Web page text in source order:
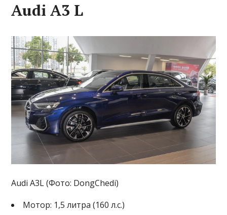
Audi A3 L
Audi A3L (Фото: DongChedi)
Мотор: 1,5 литра (160 л.с.)